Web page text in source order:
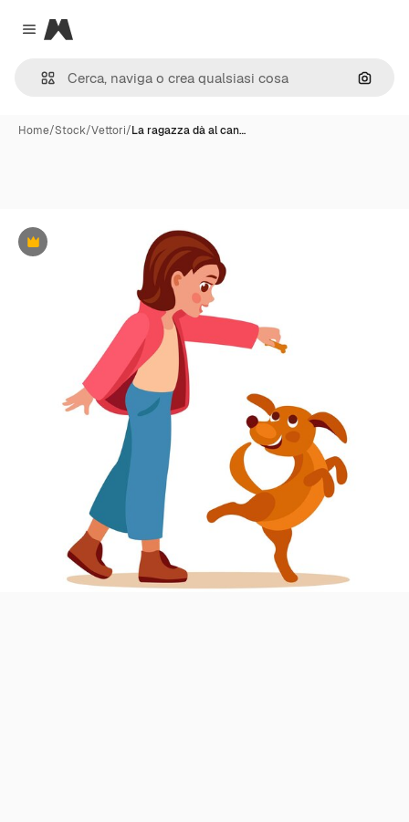
Close menu
Magnific
Cerca
Home/Stock/Vettori/La ragazza dà al can…
Premium